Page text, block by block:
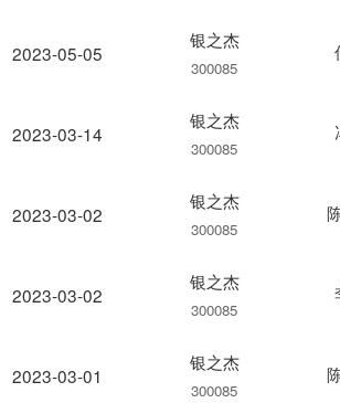
2023-05-05
2023-03-14
2023-03-02
2023-03-02
2023-03-01
银之杰
300085
银之杰
300085
银之杰
300085
银之杰
300085
银之杰
300085